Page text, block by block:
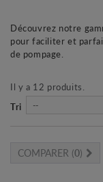
Découvrez notre
pour faciliter et
de pompage.
Il y a 12 produits.
Tri
--
COMPARER (0)